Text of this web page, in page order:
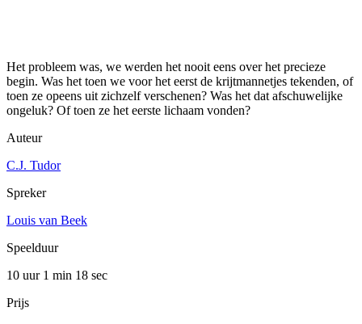
Het probleem was, we werden het nooit eens over het precieze
begin. Was het toen we voor het eerst de krijtmannetjes tekenden, of
toen ze opeens uit zichzelf verschenen? Was het dat afschuwelijke
ongeluk? Of toen ze het eerste lichaam vonden?
Auteur
C.J. Tudor
Spreker
Louis van Beek
Speelduur
10 uur 1 min 18 sec
Prijs